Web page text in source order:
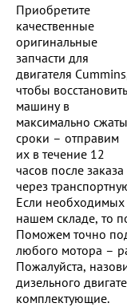
Приобретите
качественные
оригинальные
запчасти для
двигателя
чтобы восстановить
машину в
максимально
сроки – отправим
их в течение 12
часов после
через
Если
нашем складе, то
Поможем точно
любого мотора –
Пожалуйста,
дизельного
комплектующие.